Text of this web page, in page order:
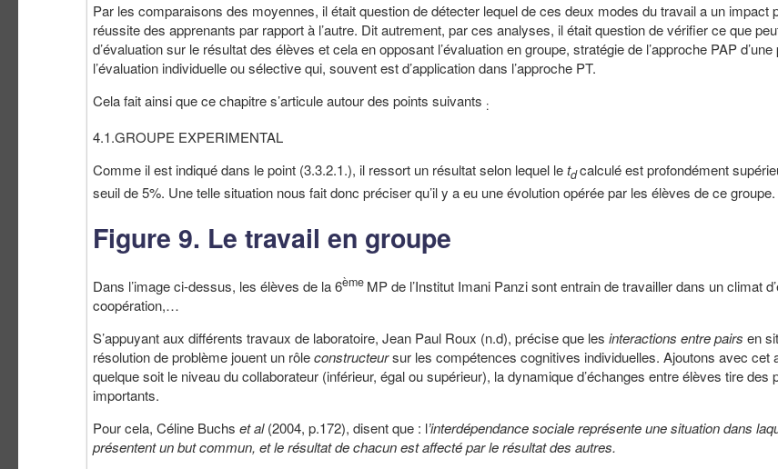
Par les comparaisons des moyennes, il était question de détecter lequel de ces deux modes du travail a un impact
réussite des apprenants par rapport à l’autre. Dit autrement, par ces analyses, il était question de vérifier ce que
d’évaluation sur le résultat des élèves et cela en opposant l’évaluation en groupe, stratégie de l’approche PAP d’une
l’évaluation individuelle ou sélective qui, souvent est d’application dans l’approche PT.
Cela fait ainsi que ce chapitre s’articule autour des points suivants :
4.1.GROUPE EXPERIMENTAL
Comme il est indiqué dans le point (3.3.2.1.), il ressort un résultat selon lequel letdcalculé est profondément
seuil de 5%. Une telle situation nous fait donc préciser qu’il y a eu une évolution opérée par les élèves de ce groupe.
Figure 9. Le travail en groupe
Dans l’image ci-dessus, les élèves de la 6ème MP de l’Institut Imani Panzi sont entrain de travailler dans un climat
coopération,…
S’appuyant aux différents travaux de laboratoire, Jean Paul Roux (n.d), précise que les interactions entre pairs en
résolution de problème jouent un rôleconstructeursur les compétences cognitives individuelles. Ajoutons avec cet
quelque soit le niveau du collaborateur (inférieur, égal ou supérieur), la dynamique d’échanges entre élèves tire des
importants.
Pour cela, Céline Buchs et al(2004, p.172), disent que : l’interdépendance sociale représente une situation dans
présentent un but commun, et le résultat de chacun est affecté par le résultat des autres.